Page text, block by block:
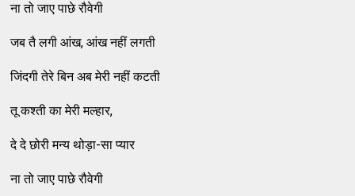
ना तो जाए पाछे रौवेगी
जब तै लगी आंख, आंख नहीं लगती
जिंदगी तेरे बिन अब मेरी नहीं कटती
तू कश्‍ती का मेरी मल्‍हार,
दे दे छोरी मन्‍य थोड़ा-सा प्‍यार
ना तो जाए पाछे रौवेगी